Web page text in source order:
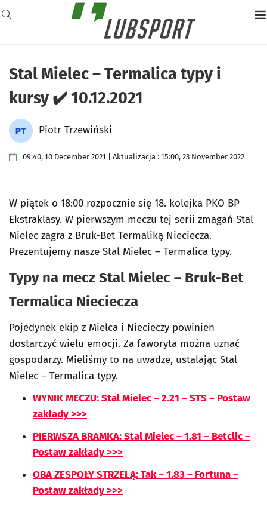
Stal Mielec – Termalica typy i
kursy ✔️ 10.12.2021
Piotr Trzewiński
09:40, 10 December 2021 | Aktualizacja : 15:00, 23 November 2022
W piątek o 18:00 rozpocznie się 18. kolejka PKO BP
Ekstraklasy. W pierwszym meczu tej serii zmagań Stal
Mielec zagra z Bruk-Bet Termaliką Nieciecza.
Prezentujemy nasze Stal Mielec – Termalica typy.
Typy na mecz Stal Mielec – Bruk-Bet
Termalica Nieciecza
Pojedynek ekip z Mielca i Niecieczy powinien
dostarczyć wielu emocji. Za faworyta można uznać
gospodarzy. Mieliśmy to na uwadze, ustalając Stal
Mielec – Termalica typy.
WYNIK MECZU: Stal Mielec – 2.21 – STS – Postaw
zakłady >>>
PIERWSZA BRAMKA: Stal Mielec – 1.81 – Betclic –
Postaw zakłady >>>
OBA ZESPOŁY STRZELĄ: Tak – 1.83 – Fortuna –
Postaw zakłady >>>